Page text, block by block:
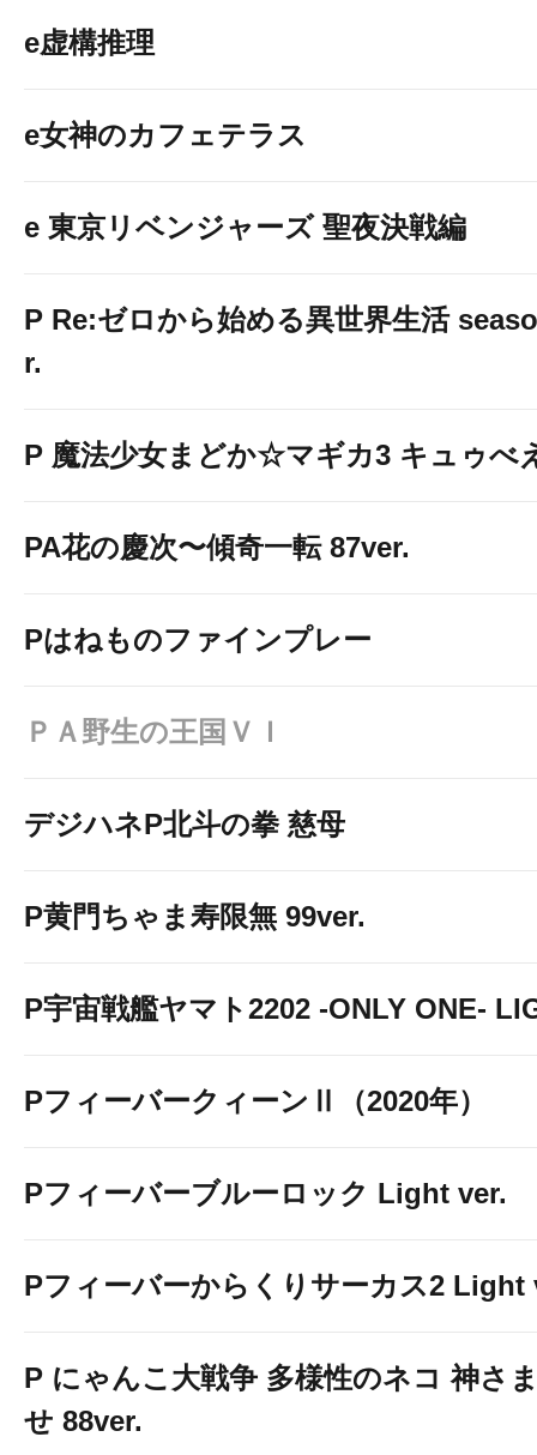
e虚構推理
e女神のカフェテラス
e 東京リベンジャーズ 聖夜決戦編
P Re:ゼロから始める異世界生活
r.
P 魔法少女まどか☆マギカ3 キュゥべ
PA花の慶次〜傾奇一転 87ver.
Pはねものファインプレー
ＰＡ野生の王国ＶＩ
デジハネP北斗の拳 慈母
P黄門ちゃま寿限無 99ver.
P宇宙戦艦ヤマト2202 -ONLY ONE-
PフィーバークィーンⅡ（2020年）
Pフィーバーブルーロック Light ver.
Pフィーバーからくりサーカス2 Light
P にゃんこ大戦争 多様性のネコ 神さ
せ 88ver.